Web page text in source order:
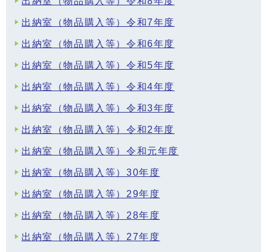
出納室（物品購入等）令和7年度
出納室（物品購入等）令和6年度
出納室（物品購入等）令和5年度
出納室（物品購入等）令和4年度
出納室（物品購入等）令和3年度
出納室（物品購入等）令和2年度
出納室（物品購入等）令和元年度
出納室（物品購入等）30年度
出納室（物品購入等）29年度
出納室（物品購入等）28年度
出納室（物品購入等）27年度